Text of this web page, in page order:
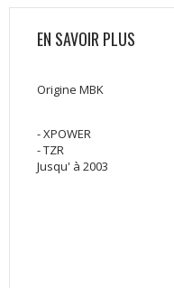
EN SAVOIR PLUS
Origine MBK
- XPOWER
- TZR
Jusqu' à 2003